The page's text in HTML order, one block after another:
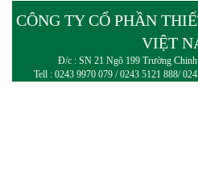
CÔNG TY CỔ PHẦN
VIỆT
Đ/c : SN 21 Ngõ 199 Trường
Tell : 0243 9970 079 / 0243 5121 888/